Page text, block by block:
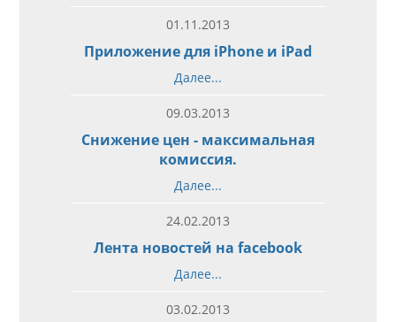
01.11.2013
Приложение для iPhone и iPad
Далее...
09.03.2013
Снижение цен - максимальная
комиссия.
Далее...
24.02.2013
Лента новостей на facebook
Далее...
03.02.2013